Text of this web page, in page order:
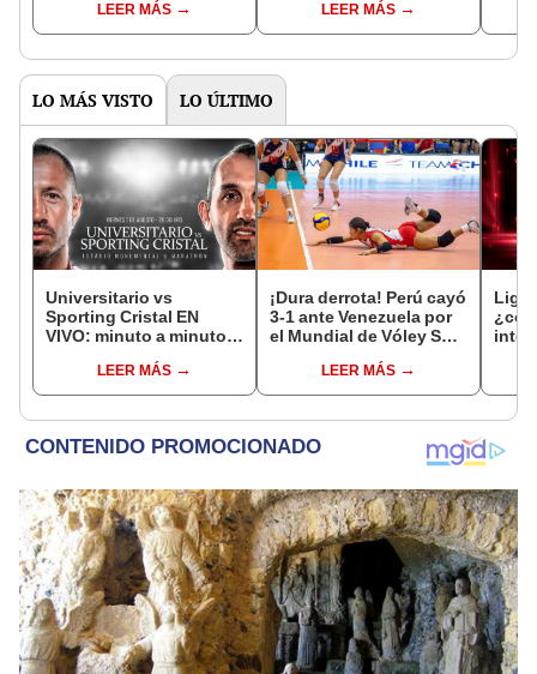
resultados de Argentina
LEER MÁS
O'Ward queda segundo!
LEER MÁS
LO MÁS VISTO LO ÚLTIMO
Universitario vs
Sporting Cristal EN
VIVO: minuto a minuto
Clausura de la Liga 1
2026
LEER MÁS
¡Dura derrota! Perú cayó
3-1 ante Venezuela por
el Mundial de Vóley Sub
LEER MÁS
Liga